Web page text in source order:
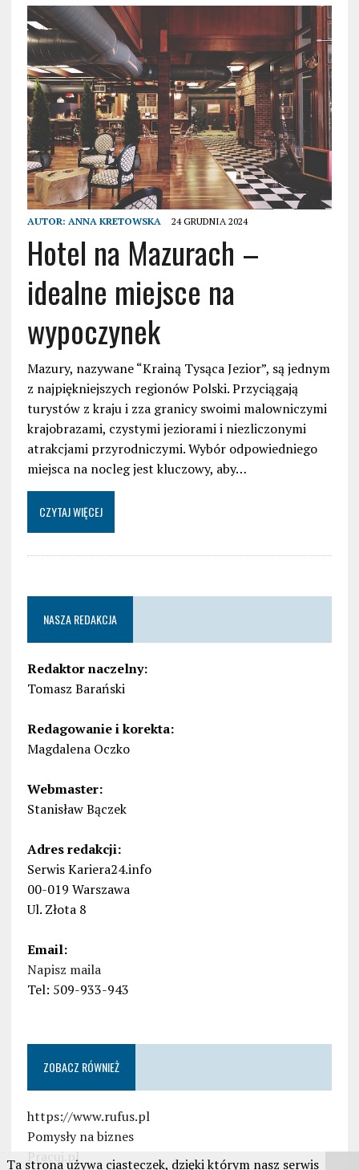
AUTOR: ANNA KRETOWSKA 24 GRUDNIA 2024
Hotel na Mazurach –
idealne miejsce na
wypoczynek
Mazury, nazywane “Krainą Tysąca Jezior”, są jednym
z najpiękniejszych regionów Polski. Przyciągają
turystów z kraju i zza granicy swoimi malowniczymi
krajobrazami, czystymi jeziorami i niezliczonymi
atrakcjami przyrodniczymi. Wybór odpowiedniego
miejsca na nocleg jest kluczowy, aby…
CZYTAJ WIĘCEJ
NASZA REDAKCJA
Redaktor naczelny:
Tomasz Barański
Redagowanie i korekta:
Magdalena Oczko
Webmaster:
Stanisław Bączek
Adres redakcji:
Serwis Kariera24.info
00-019 Warszawa
Ul. Złota 8
Email:
Napisz maila
Tel: 509-933-943
ZOBACZ RÓWNIEŻ
https://www.rufus.pl
Pomysły na biznes
Pracuj.pl
Ta strona używa ciasteczek, dzięki którym nasz serwis